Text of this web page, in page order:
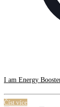
I am Energy
Číst více